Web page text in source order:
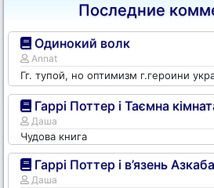
Последние
Одинокий волк
Annat
Гг. тупой, но оптимизм г.героини
Гаррі Поттер і Таємна
Даша
Чудова книга
Гаррі Поттер і в’язень
Даша